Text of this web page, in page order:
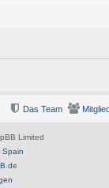
Das Team
Limited
Spain